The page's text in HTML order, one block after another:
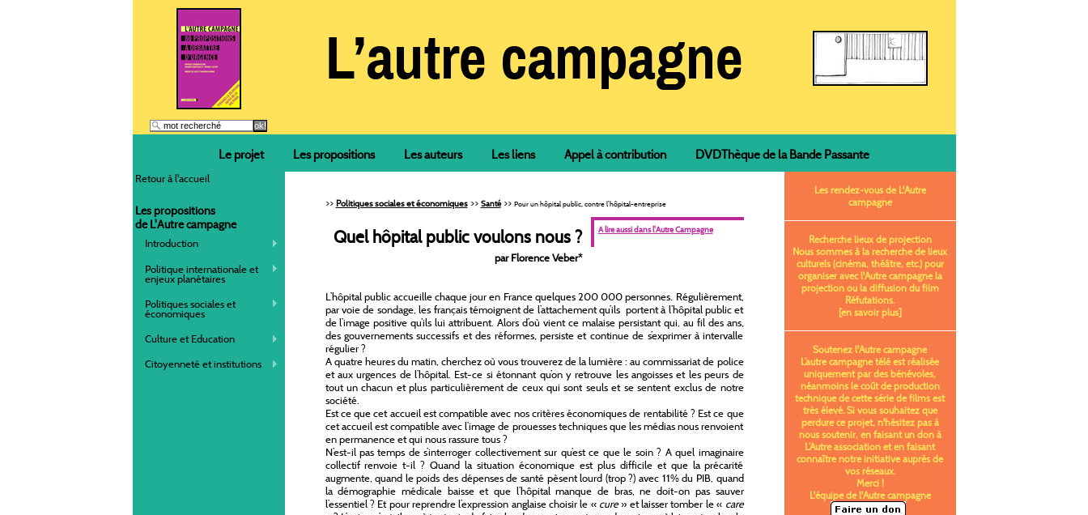
Le projet Les propositions Les auteurs Les liens Appel à contribution DVDThèque de la Bande Passante
Retour à l'accueil
Les propositions
de L'Autre campagne
Introduction
Politique internationale et
enjeux planétaires
Politiques sociales et
économiques
Culture et Education
Citoyenneté et institutions
>> Politiques sociales et économiques>> Santé>> Pour un hôpital public, contre l’hôpital-entreprise
A lire aussi dans l'Autre Campagne
Quel hôpital public voulons nous ?
par Florence Veber*
L’hôpital public accueille chaque jour en France quelques 200 000 personnes. Régulièrement,
par voie de sondage, les français témoignent de l’attachement qu’ils portent à l’hôpital public et
de l’image positive qu’ils lui attribuent. Alors d’où vient ce malaise persistant qui, au fil des ans,
des gouvernements successifs et des réformes, persiste et continue de s’exprimer à intervalle
régulier ?
A quatre heures du matin, cherchez où vous trouverez de la lumière : au commissariat de police
et aux urgences de l’hôpital. Est-ce si étonnant qu’on y retrouve les angoisses et les peurs de
tout un chacun et plus particulièrement de ceux qui sont seuls et se sentent exclus de notre
société.
Est ce que cet accueil est compatible avec nos critères économiques de rentabilité ? Est ce que
cet accueil est compatible avec l’image de prouesses techniques que les médias nous renvoient
en permanence et qui nous rassure tous ?
N’est-il pas temps de s’interroger collectivement sur qu’est ce que le soin ? A quel imaginaire
collectif renvoie t-il ? Quand la situation économique est plus difficile et que la précarité
augmente, quand le poids des dépenses de santé pèsent lourd (trop ?) avec 11% du PIB, quand
la démographie médicale baisse et que l’hôpital manque de bras, ne doit-on pas sauver
l’essentiel ? Et pour reprendre l’expression anglaise choisir le « cure» et laisser tomber le « care
Les rendez-vous de L'Autre
campagne
Recherche lieux de projection
Nous sommes à la recherche de lieux
culturels (cinéma, théâtre, etc.) pour
organiser avec l'Autre campagne la
projection ou la diffusion du film
Réfutations.
[en savoir plus]
Soutenez l'Autre campagne
L’autre campagne télé est réalisée
uniquement par des bénévoles,
néanmoins le coût de production
technique de cette série de films est
très élevé. Si vous souhaitez que
perdure ce projet, n'hésitez pas à
nous soutenir, en faisant un don à
L’Autre association et en faisant
connaître notre initiative auprès de
vos réseaux.
Merci !
L'équipe de l'Autre campagne